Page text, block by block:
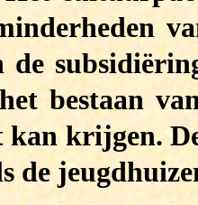
het bestaan
krijgen.
de